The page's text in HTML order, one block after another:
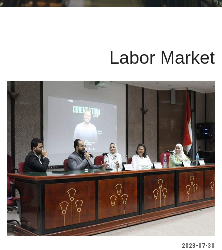
البحث العلمي
الأنظمة الذكية
الإعلام
تواصل معنا
الطلاب
هيئة التدريس
الدراسات العليا
Labor Market
2023-07-30